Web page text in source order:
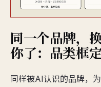
同一个品牌，
你了：品类框
同样被AI认识的品牌，